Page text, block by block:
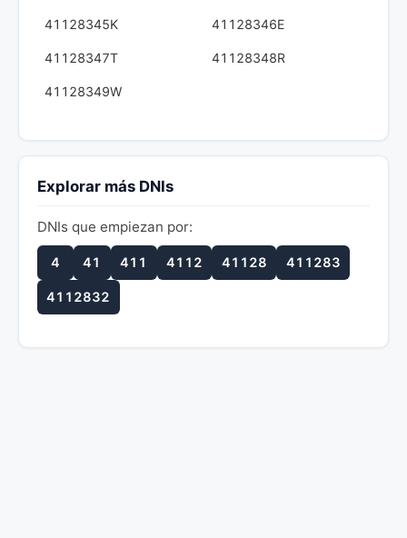
41128345K 41128346E
41128347T 41128348R
41128349W
Explorar más DNIs
DNIs que empiezan por:
4 41 411 4112 41128 411283
4112832